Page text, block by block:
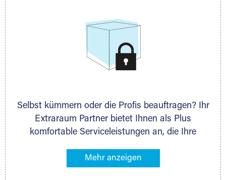
Selbst kümmern oder die Profis beauftragen? Ihr
Extraraum Partner bietet Ihnen als Plus
komfortable Serviceleistungen an, die Ihre
gehören z. B. Verpackungsservice, Lieferung von